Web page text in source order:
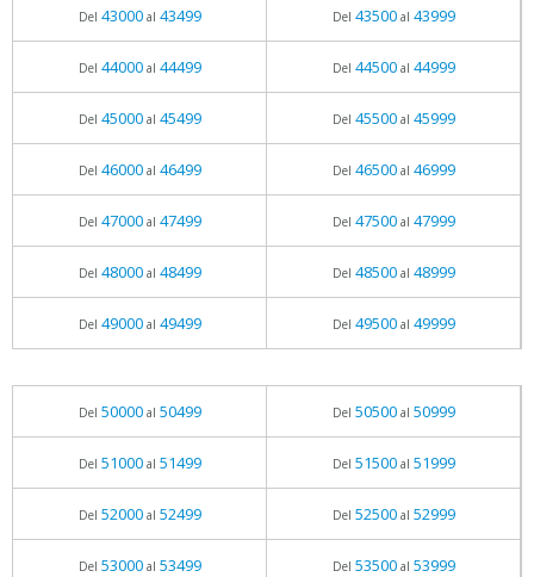
Del 43000al 43499 Del 43500al 43999
Del 44000al 44499 Del 44500al 44999
Del 45000al 45499 Del 45500al 45999
Del 46000al 46499 Del 46500al 46999
Del 47000al 47499 Del 47500al 47999
Del 48000al 48499 Del 48500al 48999
Del 49000al 49499 Del 49500al 49999
Del 50000al 50499 Del 50500al 50999
Del 51000al 51499 Del 51500al 51999
Del 52000al 52499 Del 52500al 52999
Del 53000al 53499 Del 53500al 53999